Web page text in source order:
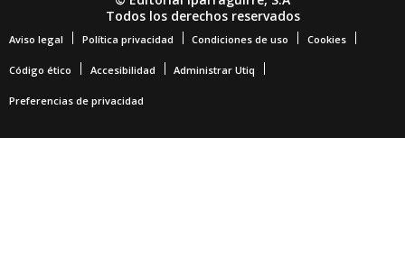
Todos los derechos reservados
Aviso legal Política privacidad Condiciones de uso Cookies
Código ético Accesibilidad Administrar Utiq
Preferencias de privacidad